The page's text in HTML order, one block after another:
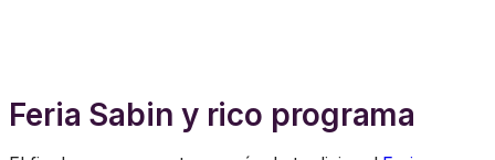
Feria Sabin y rico programa